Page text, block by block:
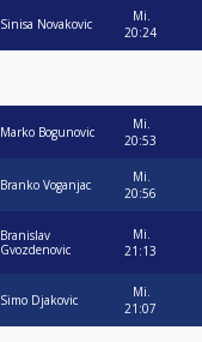
Sinisa Novakovic
Mi.
20:24
Marko Bogunovic
Mi.
20:53
Branko Voganjac
Mi.
20:56
Branislav
Gvozdenovic
Mi.
21:13
Simo Djakovic
Mi.
21:07